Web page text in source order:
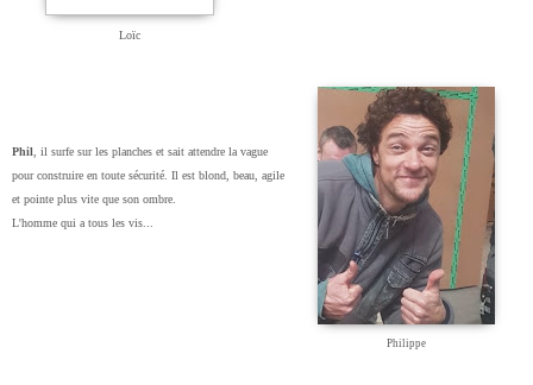
Loïc
Philippe
Phil , il surfe sur les planches et sait attendre la vague
pour construire en toute sécurité. Il est blond, beau, agile
et pointe plus vite que son ombre.
L'homme qui a tous les vis...